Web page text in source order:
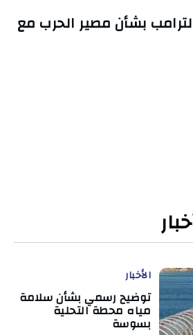
بشأن مصير الحرب مع
الأخبار
توضيح رسمي بشأن سلامة
مياه محطة التحلية
بسوسة